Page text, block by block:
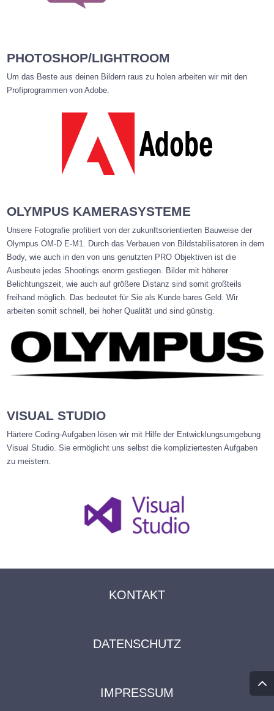
PHOTOSHOP/LIGHTROOM
Um das Beste aus deinen Bildern raus zu holen arbeiten wir mit den
Profiprogrammen von Adobe.
OLYMPUS KAMERASYSTEME
Unsere Fotografie profitiert von der zukunftsorientierten Bauweise der
OlympusOM-D E-M1. Durch das Verbauen von Bildstabilisatoren in dem
Body, wie auch in den von uns genutzten PRO Objektiven ist die
Ausbeute jedes Shootings enorm gestiegen. Bilder mit höherer
Belichtungszeit, wie auch auf größere Distanz sind somit großteils
freihand möglich. Das bedeutet für Sie als Kunde bares Geld. Wir
arbeiten somit schnell, bei hoher Qualität und sind günstig.
VISUAL STUDIO
Härtere Coding-Aufgaben lösen wir mit Hilfe der Entwicklungsumgebung
Visual Studio. Sie ermöglicht uns selbst die kompliziertesten Aufgaben
zu meistern.
KONTAKT
DATENSCHUTZ
IMPRESSUM